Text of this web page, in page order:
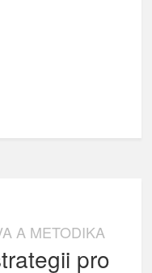
A METODIKA
pro